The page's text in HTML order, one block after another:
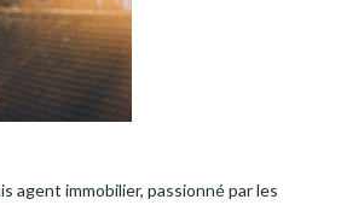
agent immobilier, passionné par les